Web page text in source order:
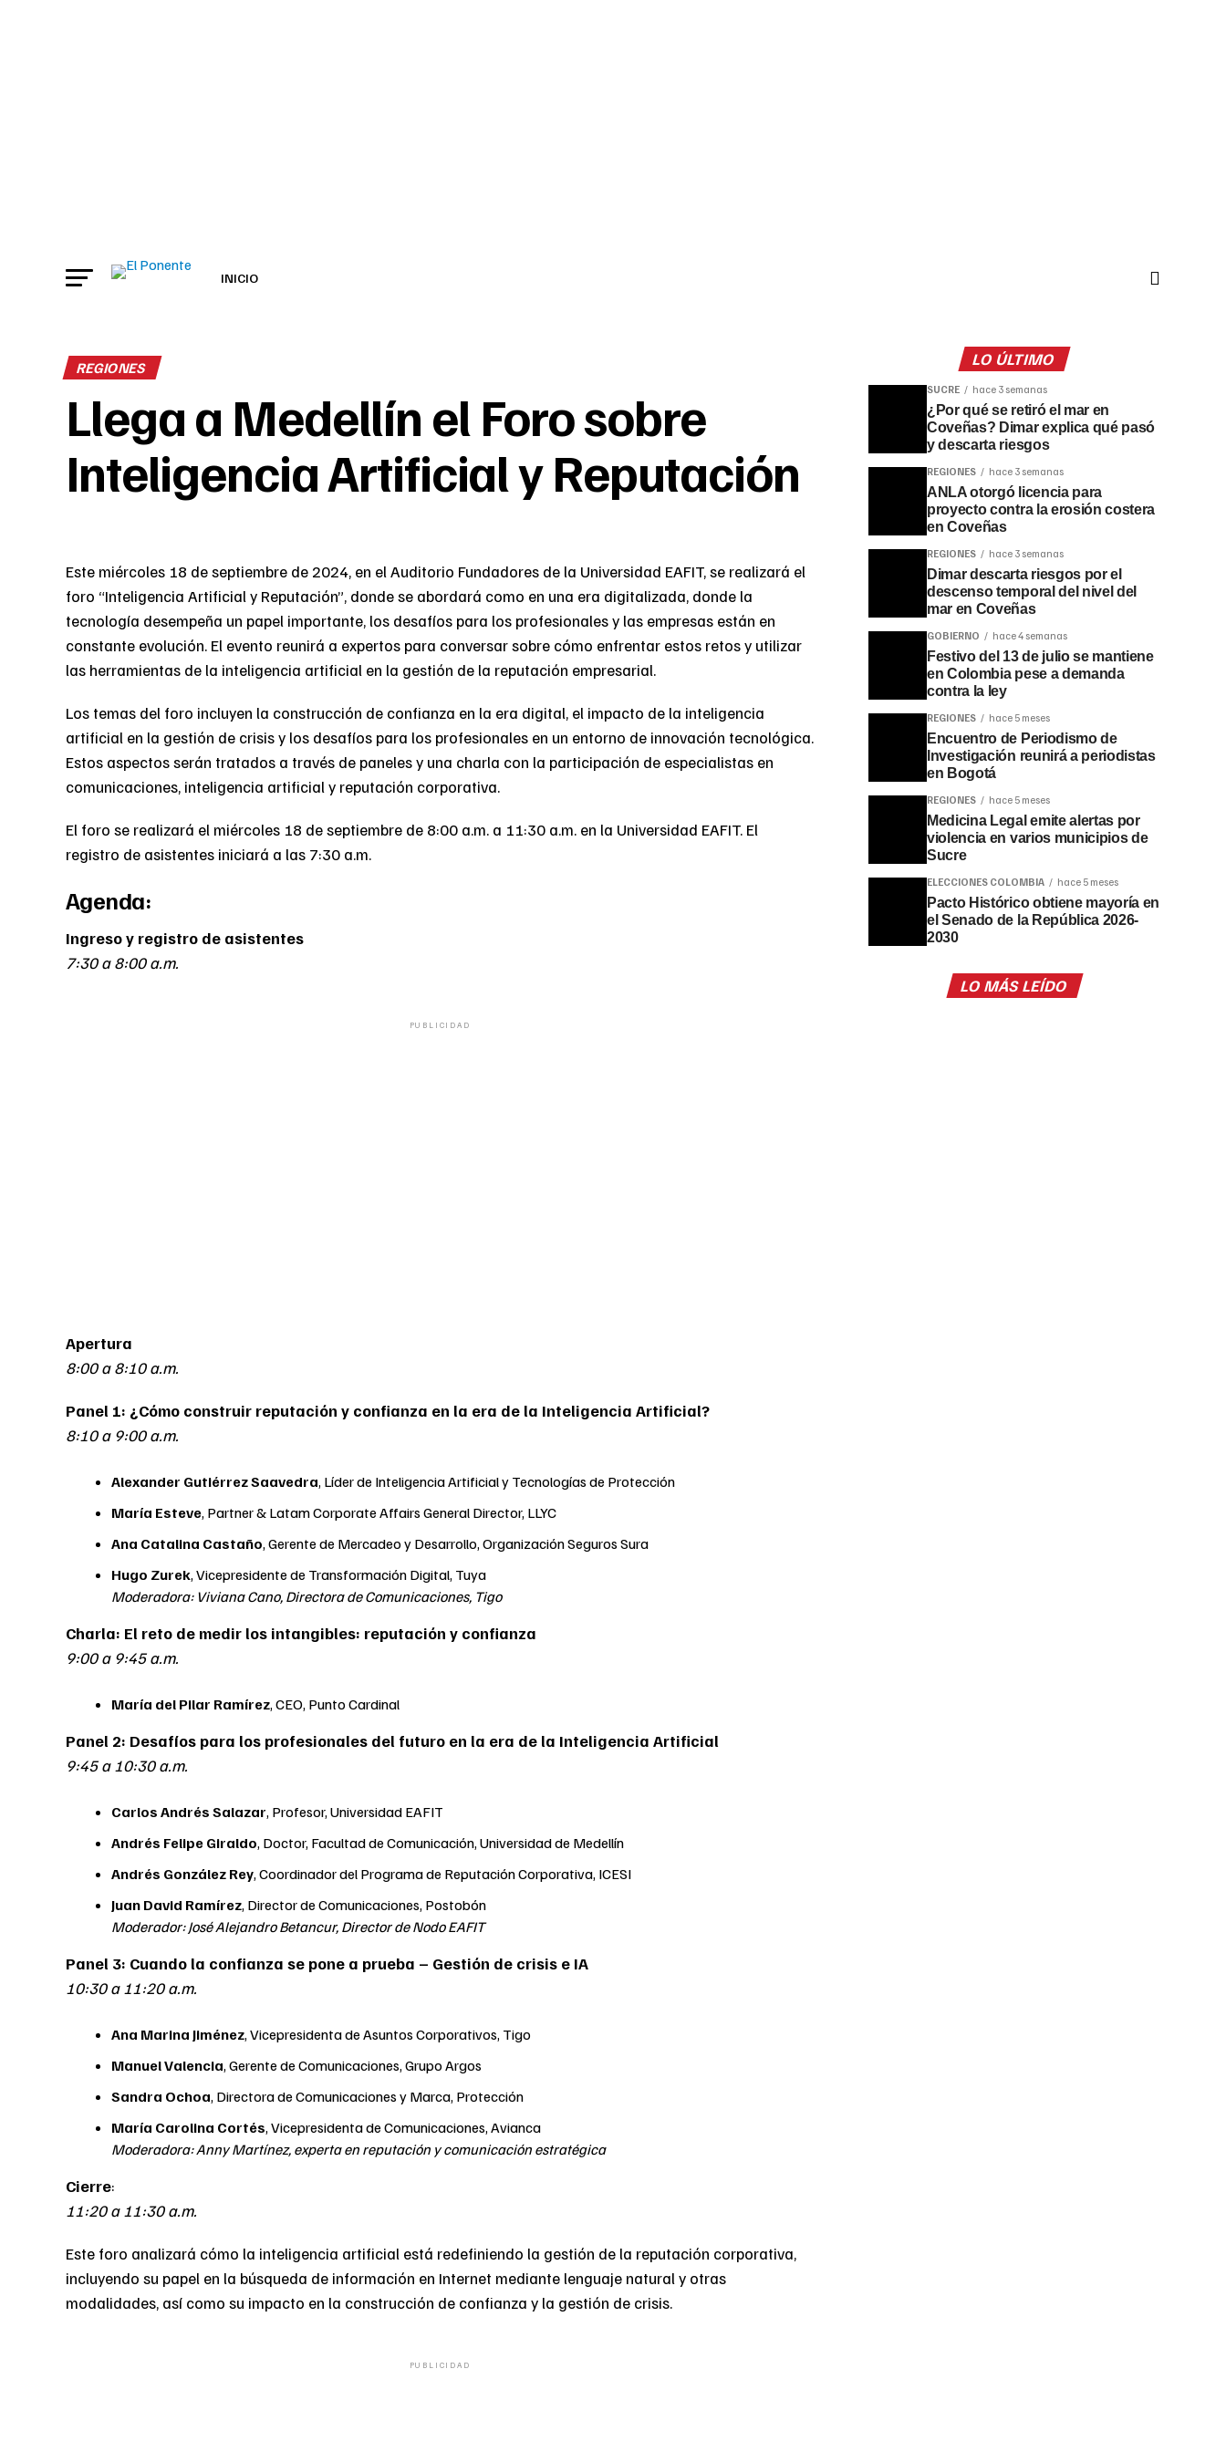
INICIO
REGIONES
Llega a Medellín el Foro sobre
Inteligencia Artificial y Reputación
Este miércoles 18 de septiembre de 2024, en el Auditorio Fundadores de la Universidad EAFIT, se realizará el
foro “Inteligencia Artificial y Reputación”, donde se abordará como en una era digitalizada, donde la
tecnología desempeña un papel importante, los desafíos para los profesionales y las empresas están en
constante evolución. El evento reunirá a expertos para conversar sobre cómo enfrentar estos retos y utilizar
las herramientas de la inteligencia artificial en la gestión de la reputación empresarial.
Los temas del foro incluyen la construcción de confianza en la era digital, el impacto de la inteligencia
artificial en la gestión de crisis y los desafíos para los profesionales en un entorno de innovación tecnológica.
Estos aspectos serán tratados a través de paneles y una charla con la participación de especialistas en
comunicaciones, inteligencia artificial y reputación corporativa.
El foro se realizará el miércoles 18 de septiembre de 8:00 a.m. a 11:30 a.m. en la Universidad EAFIT. El
registro de asistentes iniciará a las 7:30 a.m.
Agenda:
Ingreso y registro de asistentes
7:30 a 8:00 a.m.
PUBLICIDAD
Apertura
8:00 a 8:10 a.m.
Panel 1: ¿Cómo construir reputación y confianza en la era de la Inteligencia Artificial?
8:10 a 9:00 a.m.
Alexander Gutiérrez Saavedra, Líder de Inteligencia Artificial y Tecnologías de Protección
María Esteve, Partner & Latam Corporate Affairs General Director, LLYC
Ana Catalina Castaño, Gerente de Mercadeo y Desarrollo, Organización Seguros Sura
Hugo Zurek, Vicepresidente de Transformación Digital, Tuya
Moderadora: Viviana Cano, Directora de Comunicaciones, Tigo
Charla: El reto de medir los intangibles: reputación y confianza
9:00 a 9:45 a.m.
María del Pilar Ramírez, CEO, Punto Cardinal
Panel 2: Desafíos para los profesionales del futuro en la era de la Inteligencia Artificial
9:45 a 10:30 a.m.
Carlos Andrés Salazar, Profesor, Universidad EAFIT
Andrés Felipe Giraldo, Doctor, Facultad de Comunicación, Universidad de Medellín
Andrés González Rey, Coordinador del Programa de Reputación Corporativa, ICESI
Juan David Ramírez, Director de Comunicaciones, Postobón
Moderador: José Alejandro Betancur, Director de Nodo EAFIT
Panel 3: Cuando la confianza se pone a prueba – Gestión de crisis e IA
10:30 a 11:20 a.m.
Ana Marina Jiménez, Vicepresidenta de Asuntos Corporativos, Tigo
Manuel Valencia, Gerente de Comunicaciones, Grupo Argos
Sandra Ochoa, Directora de Comunicaciones y Marca, Protección
María Carolina Cortés, Vicepresidenta de Comunicaciones, Avianca
Moderadora: Anny Martínez, experta en reputación y comunicación estratégica
Cierre:
11:20 a 11:30 a.m.
Este foro analizará cómo la inteligencia artificial está redefiniendo la gestión de la reputación corporativa,
incluyendo su papel en la búsqueda de información en Internet mediante lenguaje natural y otras
modalidades, así como su impacto en la construcción de confianza y la gestión de crisis.
PUBLICIDAD
LO ÚLTIMO
SUCRE hace 3 semanas
¿Por qué se retiró el mar en
Coveñas? Dimar explica qué pasó
y descarta riesgos
REGIONES hace 3 semanas
ANLA otorgó licencia para
proyecto contra la erosión costera
en Coveñas
REGIONES hace 3 semanas
Dimar descarta riesgos por el
descenso temporal del nivel del
mar en Coveñas
GOBIERNO hace 4 semanas
Festivo del 13 de julio se mantiene
en Colombia pese a demanda
contra la ley
REGIONES hace 5 meses
Encuentro de Periodismo de
Investigación reunirá a periodistas
en Bogotá
REGIONES hace 5 meses
Medicina Legal emite alertas por
violencia en varios municipios de
Sucre
ELECCIONES COLOMBIA hace 5 meses
Pacto Histórico obtiene mayoría en
el Senado de la República 2026-
2030
LO MÁS LEÍDO